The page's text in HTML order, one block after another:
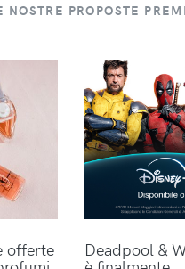
NOSTRE PROPOSTE
offerte Deadpool &